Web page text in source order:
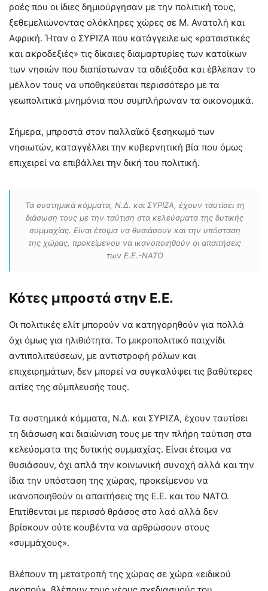
ροές που οι ίδιες δημιούργησαν με την πολιτική τους,
ξεθεμελιώνοντας ολόκληρες χώρες σε Μ. Ανατολή και
Αφρική. Ήταν ο ΣΥΡΙΖΑ που κατάγγειλε ως «ρατσιστικές
και ακροδεξιές» τις δίκαιες διαμαρτυρίες των κατοίκων
των νησιών που διαπίστωναν τα αδιέξοδα και έβλεπαν το
μέλλον τους να υποθηκεύεται περισσότερο με τα
γεωπολιτικά μνημόνια που συμπλήρωναν τα οικονομικά.
Σήμερα, μπροστά στον παλλαϊκό ξεσηκωμό των
νησιωτών, καταγγέλλει την κυβερνητική βία που όμως
επιχειρεί να επιβάλλει την δική του πολιτική.
Τα συστημικά κόμματα, Ν.Δ. και ΣΥΡΙΖΑ, έχουν ταυτίσει τη
διάσωση τους με την ταύτιση στα κελεύσματα της δυτικής
συμμαχίας. Είναι έτοιμα να θυσιάσουν και την υπόσταση
της χώρας, προκείμενου να ικανοποιηθούν οι απαιτήσεις
των Ε.Ε.-ΝΑΤΟ
Κότες μπροστά στην Ε.Ε.
Οι πολιτικές ελίτ μπορούν να κατηγορηθούν για πολλά
όχι όμως για ηλιθιότητα. Το μικροπολιτικό παιχνίδι
αντιπολιτεύσεων, με αντιστροφή ρόλων και
επιχειρημάτων, δεν μπορεί να συγκαλύψει τις βαθύτερες
αιτίες της σύμπλευσής τους.
Τα συστημικά κόμματα, Ν.Δ. και ΣΥΡΙΖΑ, έχουν ταυτίσει
τη διάσωση και διαιώνιση τους με την πλήρη ταύτιση στα
κελεύσματα της δυτικής συμμαχίας. Είναι έτοιμα να
θυσιάσουν, όχι απλά την κοινωνική συνοχή αλλά και την
ίδια την υπόσταση της χώρας, προκείμενου να
ικανοποιηθούν οι απαιτήσεις της Ε.Ε. και του ΝΑΤΟ.
Επιτίθενται με περισσό θράσος στο λαό αλλά δεν
βρίσκουν ούτε κουβέντα να αρθρώσουν στους
«συμμάχους».
Βλέπουν τη μετατροπή της χώρας σε χώρα «ειδικού